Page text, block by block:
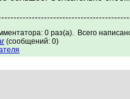
0 раз(а). Всего
(сообщений: 0)